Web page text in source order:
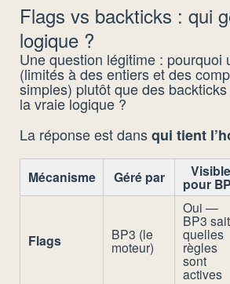
Flags vs backticks : qui
logique ?
Une question légitime : pourquoi
(limités à des entiers et des
simples) plutôt que des
la vraie logique ?
La réponse est dansqui tient
Mécanisme Géré par Visible
pour
Flags BP3 (le
moteur)
Oui —
BP3 sait
quelles
règles
sont
actives